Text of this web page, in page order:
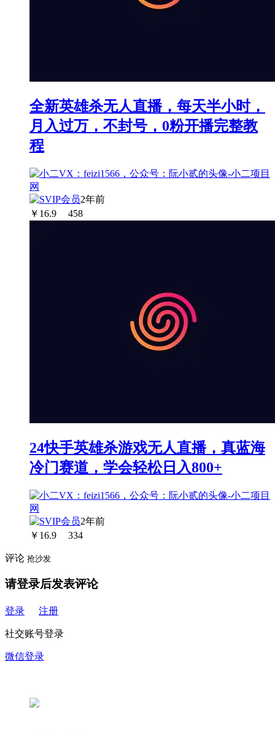
全新英雄杀无人直播，每天半小时，
月入过万，不封号，0粉开播完整教
程
2年前
￥ 16.9 458
24快手英雄杀游戏无人直播，真蓝海
冷门赛道，学会轻松日入800+
2年前
￥ 16.9 334
评论 抢沙发
请登录后发表评论
登录 注册
社交账号登录
微信登录